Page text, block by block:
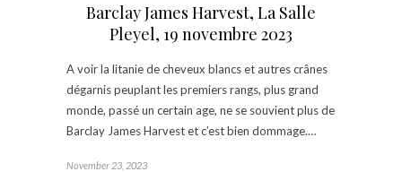
Barclay James Harvest, La Salle
Pleyel, 19 novembre 2023
A voir la litanie de cheveux blancs et autres crânes
dégarnis peuplant les premiers rangs, plus grand
monde, passé un certain age, ne se souvient plus de
Barclay James Harvest et c’est bien dommage.…
November 23, 2023